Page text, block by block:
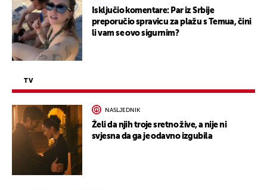
Isključio komentare: Par iz Srbije
preporučio spravicu za plažu s Temua, čini
li vam se ovo sigurnim?
TV
NASLJEDNIK
Želi da njih troje sretno žive, a nije ni
svjesna da ga je odavno izgubila